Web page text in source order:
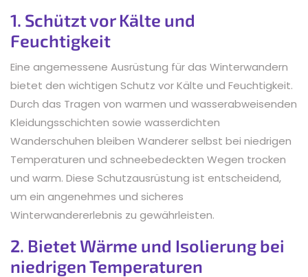
1. Schützt vor Kälte und
Feuchtigkeit
Eine angemessene Ausrüstung für das Winterwandern
bietet den wichtigen Schutz vor Kälte und Feuchtigkeit.
Durch das Tragen von warmen und wasserabweisenden
Kleidungsschichten sowie wasserdichten
Wanderschuhen bleiben Wanderer selbst bei niedrigen
Temperaturen und schneebedeckten Wegen trocken
und warm. Diese Schutzausrüstung ist entscheidend,
um ein angenehmes und sicheres
Winterwandererlebnis zu gewährleisten.
2. Bietet Wärme und Isolierung bei
niedrigen Temperaturen